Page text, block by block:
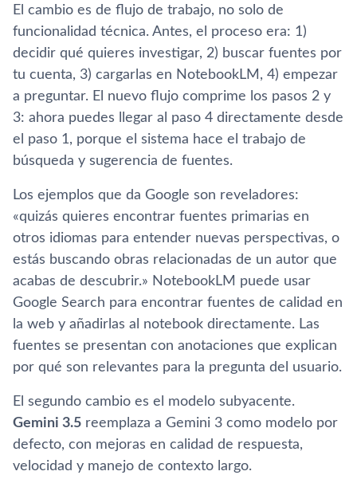
El cambio es de flujo de trabajo, no solo de
funcionalidad técnica. Antes, el proceso era: 1)
decidir qué quieres investigar, 2) buscar fuentes por
tu cuenta, 3) cargarlas en NotebookLM, 4) empezar
a preguntar. El nuevo flujo comprime los pasos 2 y
3: ahora puedes llegar al paso 4 directamente desde
el paso 1, porque el sistema hace el trabajo de
búsqueda y sugerencia de fuentes.
Los ejemplos que da Google son reveladores:
«quizás quieres encontrar fuentes primarias en
otros idiomas para entender nuevas perspectivas, o
estás buscando obras relacionadas de un autor que
acabas de descubrir.» NotebookLM puede usar
Google Search para encontrar fuentes de calidad en
la web y añadirlas al notebook directamente. Las
fuentes se presentan con anotaciones que explican
por qué son relevantes para la pregunta del usuario.
El segundo cambio es el modelo subyacente.
Gemini 3.5 reemplaza a Gemini 3 como modelo por
defecto, con mejoras en calidad de respuesta,
velocidad y manejo de contexto largo.